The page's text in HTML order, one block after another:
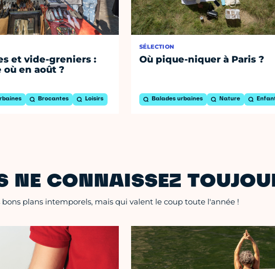
et vide-greniers :
en août ?
Brocantes Loisirs
SÉLECTION
Où pique-niquer à Paris ?
Balades urbaines Nature
NE CONNAISSEZ
bons plans intemporels, mais qui valent le coup toute l'année !